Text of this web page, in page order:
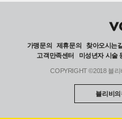
가맹문의 제휴문의 찾아오시는
고객만족센터
미성년자 시술
COPYRIGHT ©2018 블리
블리비의